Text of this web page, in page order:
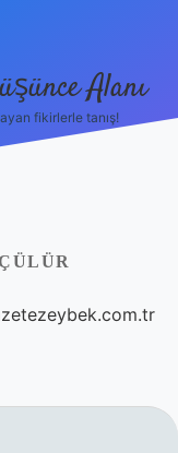
Alanı
fikirlerle tanış!